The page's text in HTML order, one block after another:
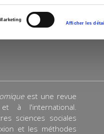
Marketing
Afficher les
est une revue
à l'international.
sciences sociales
et les méthodes